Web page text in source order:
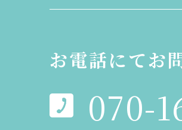
お電話にてお
070-